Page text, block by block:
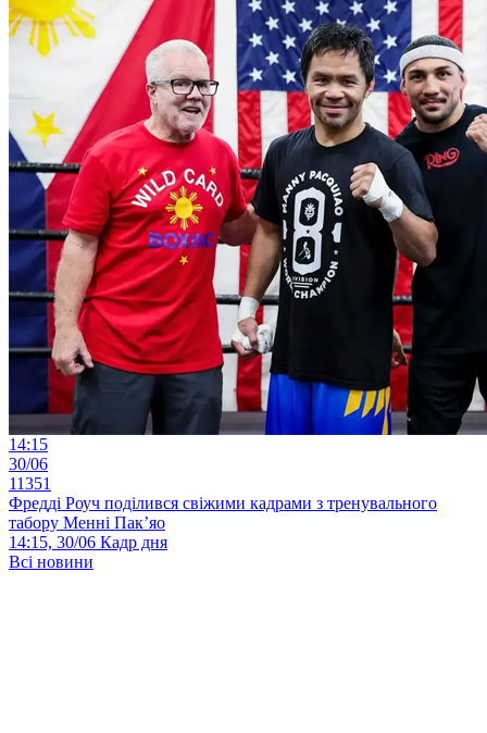
14:15
30/06
11351
Фредді Роуч поділився свіжими кадрами з тренувального
табору Менні Пак’яо
14:15, 30/06 Кадр дня
Всі новини